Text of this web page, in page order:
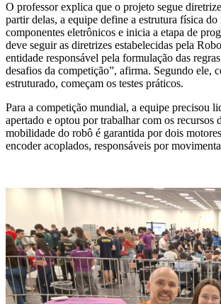
O professor explica que o projeto segue
partir delas, a equipe define a estrutura física do
componentes eletrônicos e inicia a etapa de
deve seguir as diretrizes estabelecidas pela
entidade responsável pela formulação das
desafios da competição”, afirma. Segundo ele,
estruturado, começam os testes práticos.
Para a competição mundial, a equipe precisou
apertado e optou por trabalhar com os recursos
mobilidade do robô é garantida por dois
encoder acoplados, responsáveis por